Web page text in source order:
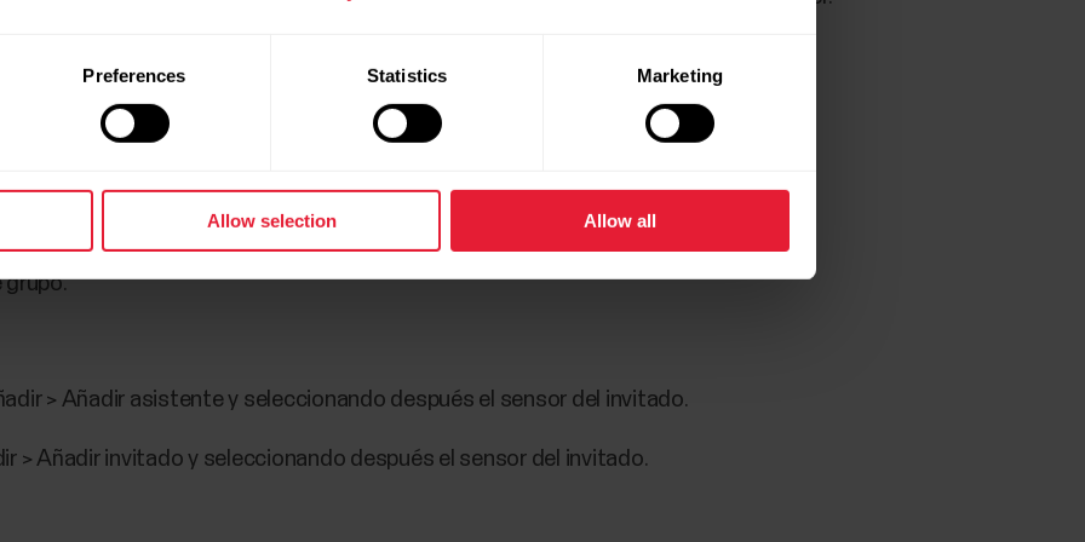
Preferences Statistics Marketing
Allow selection Allow all
la fase actual.
inferior de la pantalla como un pequeño gráfico.
para mostrar la vista previa de la clase en un gráfico más grande.
de tiempo de zona y los trofeos de calorías solo se muestran si activas la
grupo.
> Añadir asistente y seleccionando después el sensor del invitado.
> Añadir invitado y seleccionando después el sensor del invitado.